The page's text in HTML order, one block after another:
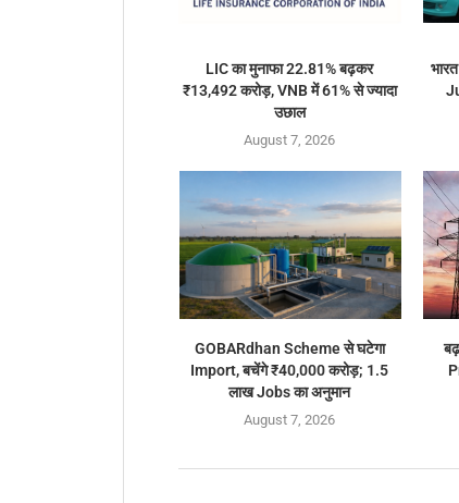
LIC का मुनाफा 22.81% बढ़कर
₹13,492 करोड़, VNB में 61% से ज्यादा
उछाल
August 7, 2026
GOBARdhan Scheme से घटेगा
Import, बचेंगे ₹40,000 करोड़; 1.5
लाख Jobs का अनुमान
August 7, 2026